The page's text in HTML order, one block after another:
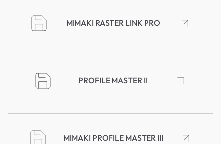
MIMAKI RASTER LINK PRO
PROFILE MASTER II
MIMAKI PROFILE MASTER III